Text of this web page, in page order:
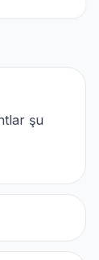
şu